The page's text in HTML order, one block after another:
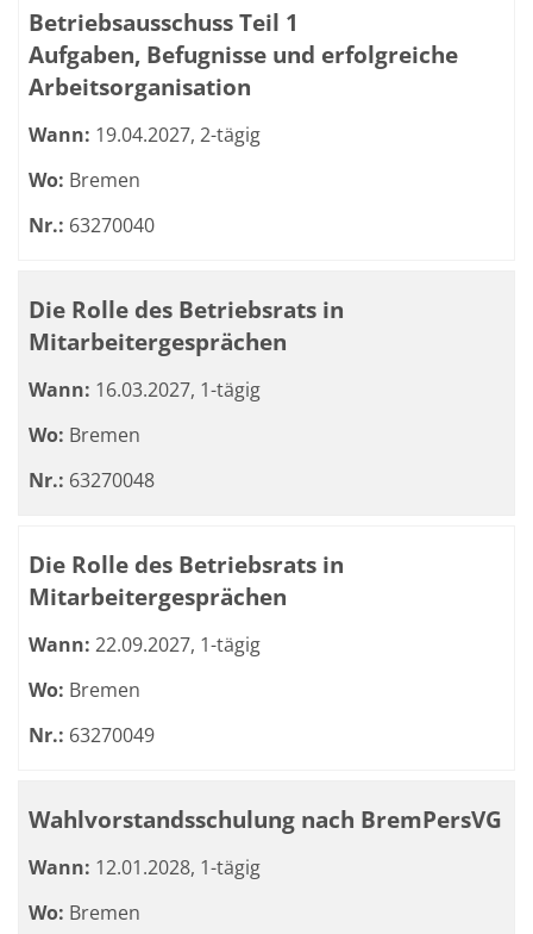
Betriebsausschuss Teil 1
Aufgaben, Befugnisse und erfolgreiche
Arbeitsorganisation
Wann: 19.04.2027, 2-tägig
Wo: Bremen
Nr.: 63270040
Die Rolle des Betriebsrats in
Mitarbeitergesprächen
Wann: 16.03.2027, 1-tägig
Wo: Bremen
Nr.: 63270048
Die Rolle des Betriebsrats in
Mitarbeitergesprächen
Wann: 22.09.2027, 1-tägig
Wo: Bremen
Nr.: 63270049
Wahlvorstandsschulung nach BremPersVG
Wann: 12.01.2028, 1-tägig
Wo: Bremen